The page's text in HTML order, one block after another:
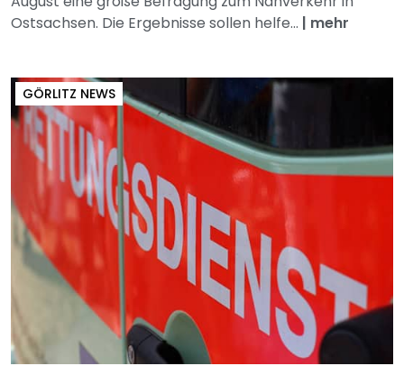
Ostsachsen. Die Ergebnisse sollen helfe... | mehr
GÖRLITZ NEWS